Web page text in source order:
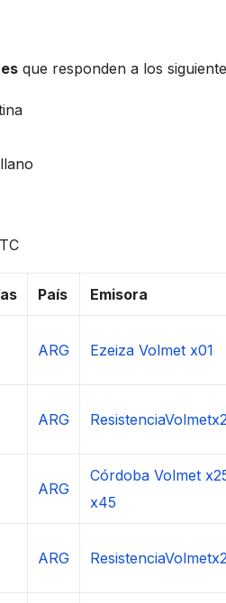
que responden a los
País Emisora
ARG Ezeiza Volmet x01
ARG
ARG
Córdoba Volmet
x45
ARG